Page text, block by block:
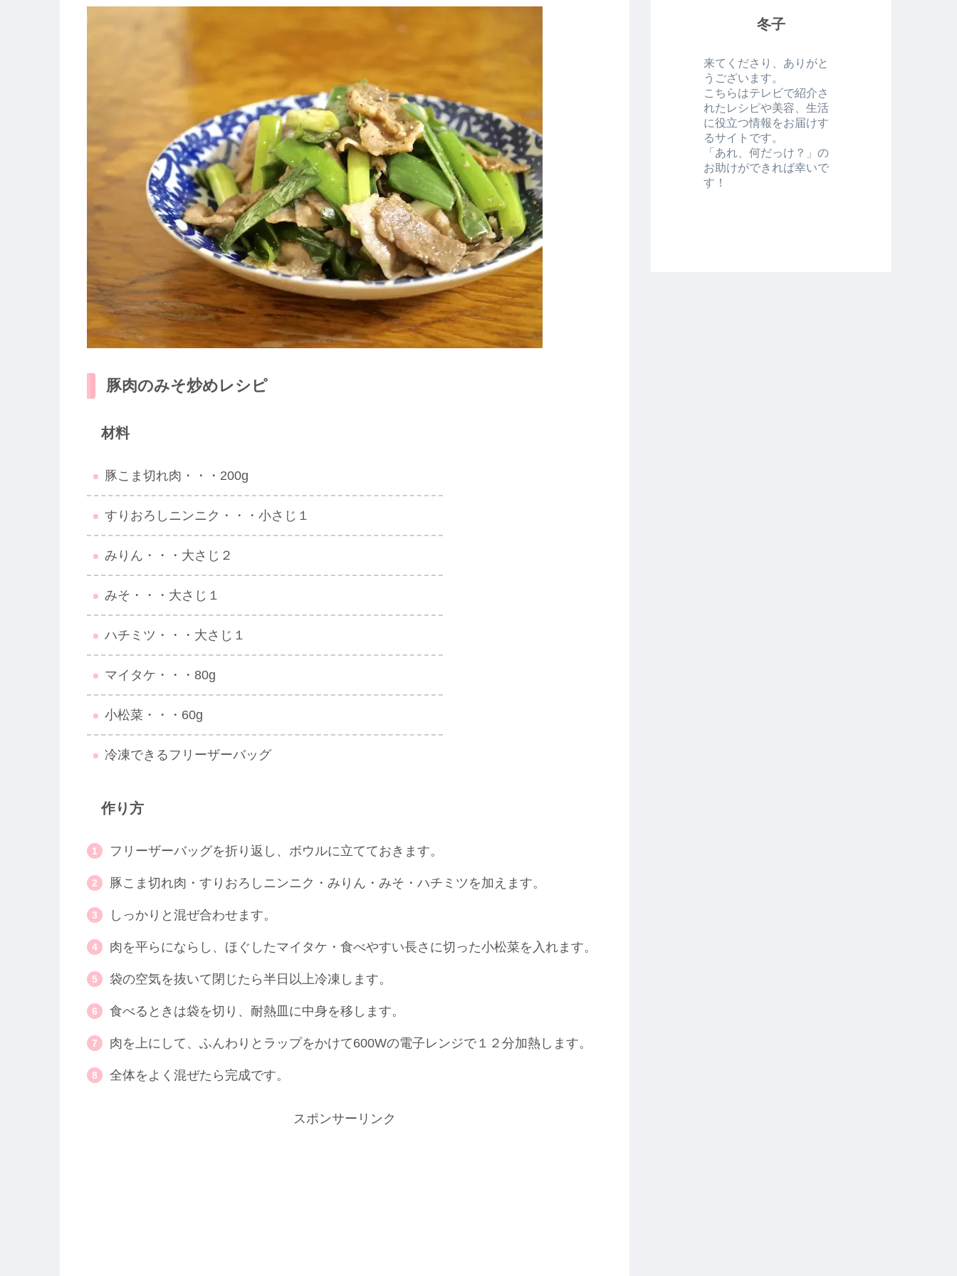
豚肉のみそ炒めレシピ
材料
豚こま切れ肉・・・200g
すりおろしニンニク・・・小さじ１
みりん・・・大さじ２
みそ・・・大さじ１
ハチミツ・・・大さじ１
マイタケ・・・80g
小松菜・・・60g
冷凍できるフリーザーバッグ
作り方
フリーザーバッグを折り返し、ボウルに立てておきます。
豚こま切れ肉・すりおろしニンニク・みりん・みそ・ハチミツを加えます。
しっかりと混ぜ合わせます。
肉を平らにならし、ほぐしたマイタケ・食べやすい長さに切った小松菜を入れます。
袋の空気を抜いて閉じたら半日以上冷凍します。
食べるときは袋を切り、耐熱皿に中身を移します。
肉を上にして、ふんわりとラップをかけて600Wの電子レンジで１２分加熱します。
全体をよく混ぜたら完成です。
スポンサーリンク
冬子
来てくださり、ありがと
うございます。
こちらはテレビで紹介さ
れたレシピや美容、生活
に役立つ情報をお届けす
るサイトです。
「あれ、何だっけ？」の
お助けができれば幸いで
す！